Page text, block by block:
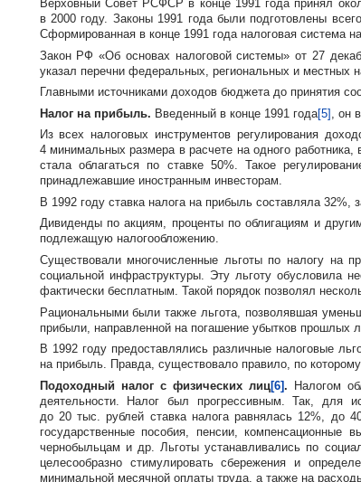
Верховный Совет РСФСР в конце 1991 года принял
в 2000 году. Законы 1991 года были подготовлены
Сформированная в конце 1991 года налоговая система
Закон РФ «Об основах налоговой системы» от 27
указал перечни федеральных, региональных и местных
Главными источниками доходов бюджета до принятия
Налог на прибыль. Введенный в конце 1991 года[5]
, он
Из всех налоговых инструментов регулирования
4 минимальных размера в расчете на одного
стала облагаться по ставке 50%. Такое
принадлежавшие иностранным инвесторам.
В 1992 году ставка налога на прибыль составляла
Дивиденды по акциям, проценты по облигациям и
подлежащую налогообложению.
Существовали многочисленные льготы по налогу на
социальной инфраструктуры. Эту льготу обусловила
фактически бесплатным. Такой порядок позволял
Рациональными были также льгота, позволявшая
прибыли, направленной на погашение убытков прошлых
В 1992 году предоставлялись различные налоговые
на прибыль. Правда, существовало правило, по
Подоходный налог с физических лиц[6]. Налогом
деятельности. Налог был прогрессивным. Так, для
до 20 тыс. рублей ставка налога равнялась 12%,
государственные пособия, пенсии, компенсационные
чернобыльцам и др. Льготы устанавливались по
целесообразно стимулировать сбережения и
минимальной месячной оплаты труда, а также на